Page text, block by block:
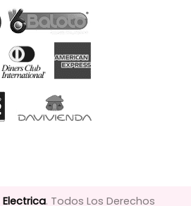
Electrica. Todos Los Derechos